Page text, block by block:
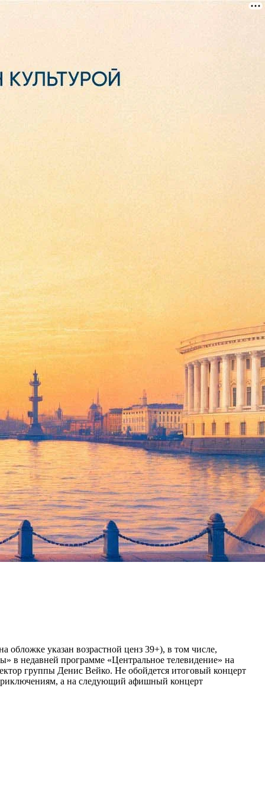
обложке указан возрастной ценз 39+), в том числе,
в недавней программе «Центральное телевидение» на
группы Денис Вейко. Не обойдется итоговый концерт
а на следующий афишный концерт